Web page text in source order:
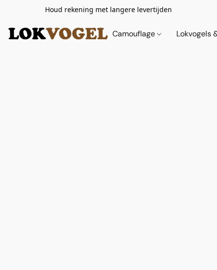
Houd rekening met langere levertijden
Camouflage Lokvogels